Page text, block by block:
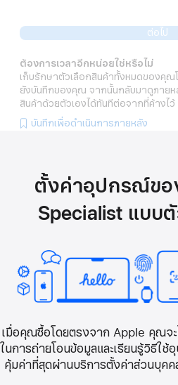
ต่อไป
ต้องการเวลาอีกหน่อยใช่หรือไม่
เก็บรักษาตัวเลือกสินค้าทั้งหมดของคุ
ยังบันทึกของคุณ จากนั้นกลับมาดูภายห
สินค้าด้วยตัวเองได้ทันทีต่อจากที่ค้างไว้
บันทึกเพื่อดำเนินการภายหลัง
ตั้งค่าอุปกรณ์ข
Specialist แบบ
เมื่อคุณซื้อโดยตรงจาก Apple คุณจ
ในการถ่ายโอนข้อมูลและเรียนรู้วิธีใ
คุ้มค่าที่สุดผ่านบริการตั้งค่าส่วนบุคค